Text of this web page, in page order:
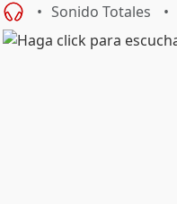
Sonido Totales